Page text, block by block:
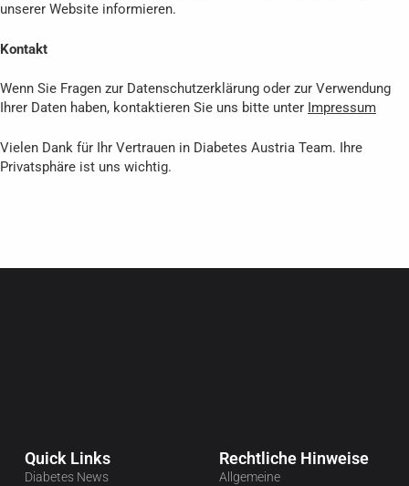
unserer Website informieren.
Kontakt
Wenn Sie Fragen zur Datenschutzerklärung oder zur Verwendung
Ihrer Daten haben, kontaktieren Sie uns bitte unter Impressum
Vielen Dank für Ihr Vertrauen in Diabetes Austria Team. Ihre
Privatsphäre ist uns wichtig.
Quick Links
Diabetes News
Rechtliche Hinweise
Allgemeine